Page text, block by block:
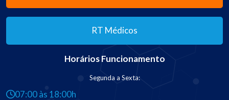
RT Médicos
Horários Funcionamento
Segunda a Sexta:
07:00 às 18:00h